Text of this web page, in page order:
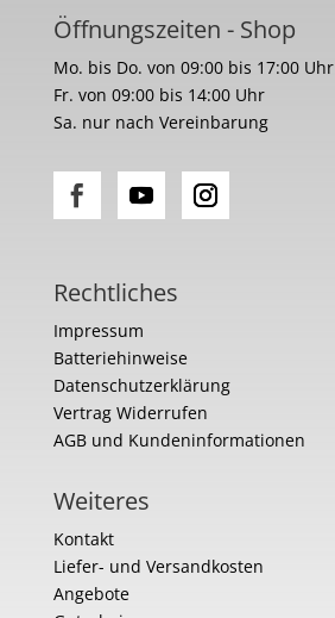
Öffnungszeiten - Shop
Mo. bis Do. von 09:00 bis 17:00 Uhr
Fr. von 09:00 bis 14:00 Uhr
Sa. nur nach Vereinbarung
Rechtliches
Impressum
Batteriehinweise
Datenschutzerklärung
Vertrag Widerrufen
AGB und Kundeninformationen
Weiteres
Kontakt
Liefer- und Versandkosten
Angebote